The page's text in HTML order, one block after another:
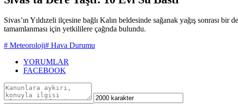
Sivas’ın Yıldızeli ilçesine bağlı Kalın beldesinde sağanak yağış sonrası
tamamlanması için yetkililere çağrıda bulundu.
# Meteoroloji# Hava Durumu
YORUMLAR
FACEBOOK